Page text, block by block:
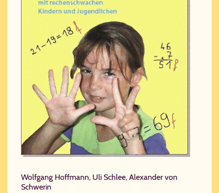
Wolfgang Hoffmann, Uli Schlee, Alexander von
Schwerin